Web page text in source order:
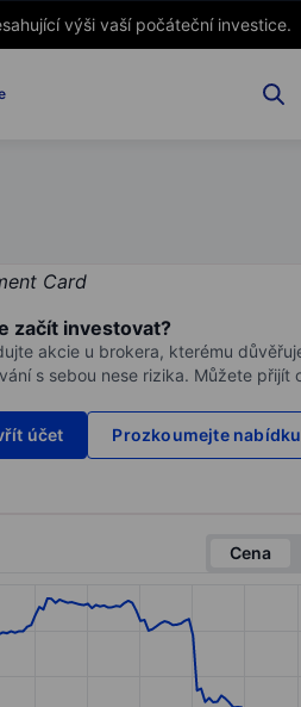
výši vaší počáteční investice.
začít investovat?
akcie u brokera, kterému
s sebou nese rizika. Můžete přijít
účet
Prozkoumejte
Cena